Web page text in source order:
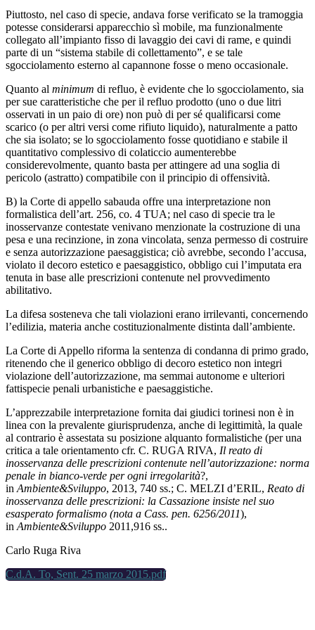
Piuttosto, nel caso di specie, andava forse verificato se la tramoggia
potesse considerarsi apparecchio sì mobile, ma funzionalmente
collegato all’impianto fisso di lavaggio dei cavi di rame, e quindi
parte di un “sistema stabile di collettamento”, e se tale
sgocciolamento esterno al capannone fosse o meno occasionale.
Quanto al minimum di refluo, è evidente che lo sgocciolamento, sia
per sue caratteristiche che per il refluo prodotto (uno o due litri
osservati in un paio di ore) non può di per sé qualificarsi come
scarico (o per altri versi come rifiuto liquido), naturalmente a patto
che sia isolato; se lo sgocciolamento fosse quotidiano e stabile il
quantitativo complessivo di colaticcio aumenterebbe
considerevolmente, quanto basta per attingere ad una soglia di
pericolo (astratto) compatibile con il principio di offensività.
B) la Corte di appello sabauda offre una interpretazione non
formalistica dell’art. 256, co. 4 TUA; nel caso di specie tra le
inosservanze contestate venivano menzionate la costruzione di una
pesa e una recinzione, in zona vincolata, senza permesso di costruire
e senza autorizzazione paesaggistica; ciò avrebbe, secondo l’accusa,
violato il decoro estetico e paesaggistico, obbligo cui l’imputata era
tenuta in base alle prescrizioni contenute nel provvedimento
abilitativo.
La difesa sosteneva che tali violazioni erano irrilevanti, concernendo
l’edilizia, materia anche costituzionalmente distinta dall’ambiente.
La Corte di Appello riforma la sentenza di condanna di primo grado,
ritenendo che il generico obbligo di decoro estetico non integri
violazione dell’autorizzazione, ma semmai autonome e ulteriori
fattispecie penali urbanistiche e paesaggistiche.
L’apprezzabile interpretazione fornita dai giudici torinesi non è in
linea con la prevalente giurisprudenza, anche di legittimità, la quale
al contrario è assestata su posizione alquanto formalistiche (per una
critica a tale orientamento cfr. C. RUGA RIVA, Il reato di
inosservanza delle prescrizioni contenute nell’autorizzazione: norma
penale in bianco-verde per ogni irregolarità?,
in Ambiente&Sviluppo, 2013, 740 ss.; C. MELZI d’ERIL, Reato di
inosservanza delle prescrizioni: la Cassazione insiste nel suo
esasperato formalismo (nota a Cass. pen. 6256/2011),
in Ambiente&Sviluppo 2011,916 ss..
Carlo Ruga Riva
C.d.A. To, Sent. 25 marzo 2015.pdf